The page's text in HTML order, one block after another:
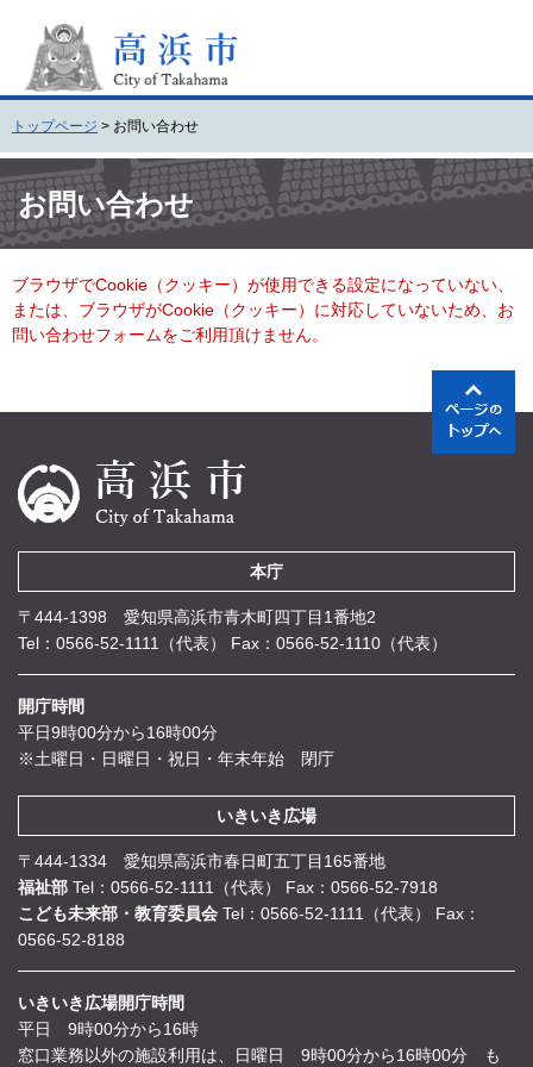
頭
で
す
。
飛
ば
し
て
本
へ
トップページ > お問い合わせ
文 お問い合わせ
ブラウザでCookie（クッキー）が使用できる設定になっていない、
または、ブラウザがCookie（クッキー）に対応していないため、お
問い合わせフォームをご利用頂けません。
本庁
〒444-1398 愛知県高浜市青木町四丁目1番地2
Tel：0566-52-1111（代表）
Fax：0566-52-1110（代表）
開庁時間
平日9時00分から16時00分
※土曜日・日曜日・祝日・年末年始 閉庁
いきいき広場
〒444-1334 愛知県高浜市春日町五丁目165番地
福祉部 Tel：0566-52-1111（代表）
Fax：0566-52-7918
こども未来部・教育委員会 Tel：0566-52-1111（代表）
Fax：
0566-52-8188
いきいき広場開庁時間
平日 9時00分から16時
窓口業務以外の施設利用は、日曜日 9時00分から16時00分 も